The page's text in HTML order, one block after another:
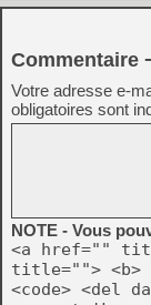
Commentaire
Votre adresse e-
obligatoires sont
NOTE - Vous
<a href=""
title=""> <b>
<code> <del